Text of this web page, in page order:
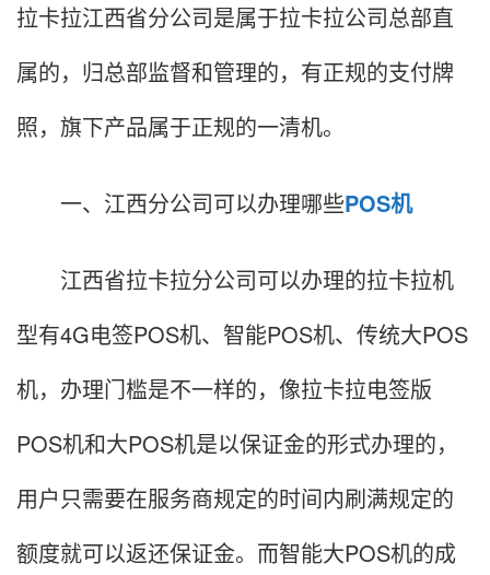
拉卡拉江西省分公司是属于拉卡拉公司总部直
属的，归总部监督和管理的，有正规的支付牌
照，旗下产品属于正规的一清机。
一、江西分公司可以办理哪些POS机
江西省拉卡拉分公司可以办理的拉卡拉机
型有4G电签POS机、智能POS机、传统大POS
机，办理门槛是不一样的，像拉卡拉电签版
POS机和大POS机是以保证金的形式办理的，
用户只需要在服务商规定的时间内刷满规定的
额度就可以返还保证金。而智能大POS机的成